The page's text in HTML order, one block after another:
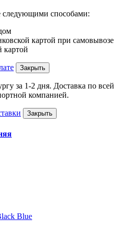
следующими способами:
картой при самовывозе
картой
Закрыть
за 1-2 дня. Доставка по всей
компанией.
Закрыть
Blue